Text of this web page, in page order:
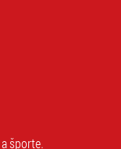
športe.